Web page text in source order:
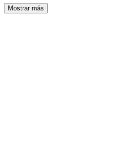
Mostrar más